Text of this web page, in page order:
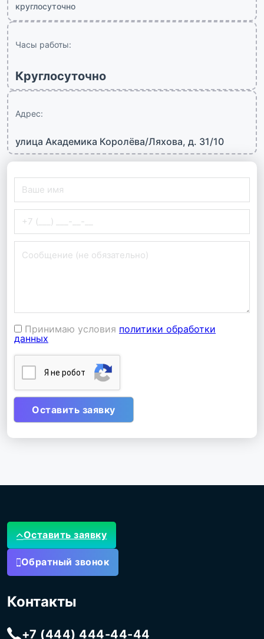
круглосуточно
Часы работы:
Круглосуточно
Адрес:
улица Академика Королёва/Ляхова, д. 31/10
Принимаю условия политики обработки
данных
Я нe poбoт
Оставить заявку
Обратный звонок
Контакты
+7 (444) 444-44-44